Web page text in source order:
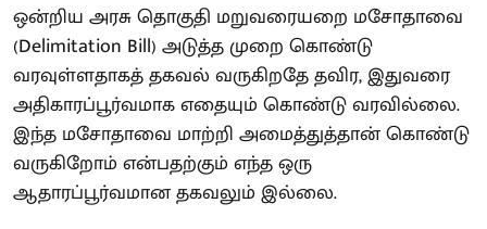
ஒன்றிய அரசு தொகுதி மறுவரையறை மசோதாவை
(Delimitation Bill) அடுத்த முறை கொண்டு
வரவுள்ளதாகத் தகவல் வருகிறதே தவிர, இதுவரை
அதிகாரப்பூர்வமாக எதையும் கொண்டு வரவில்லை.
இந்த மசோதாவை மாற்றி அமைத்துத்தான் கொண்டு
வருகிறோம் என்பதற்கும் எந்த ஒரு
ஆதாரப்பூர்வமான தகவலும் இல்லை.